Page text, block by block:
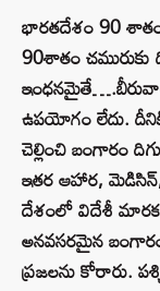
భారతదేశం 90
90శాతం చమురుకు
ఉపయోగం లేదు. దీనికి
చెల్లించి బంగారం
ఇతర ఆహార, మెడిసిన్‌,
దేశంలో విదేశీ
అనవసరమైన
ప్రజలను కోరారు.